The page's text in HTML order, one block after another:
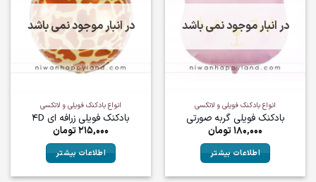
در انبار موجود نمی باشد
انواع بادکنک فویلی و لاتکسی
بادکنک فویلی گربه صورتی
180,000تومان
اطلاعات بیشتر
در انبار موجود نمی باشد
انواع بادکنک فویلی و لاتکسی
بادکنک فویلی زرافه ای 4D
215,000تومان
اطلاعات بیشتر